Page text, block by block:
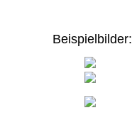
Beispielbilder: